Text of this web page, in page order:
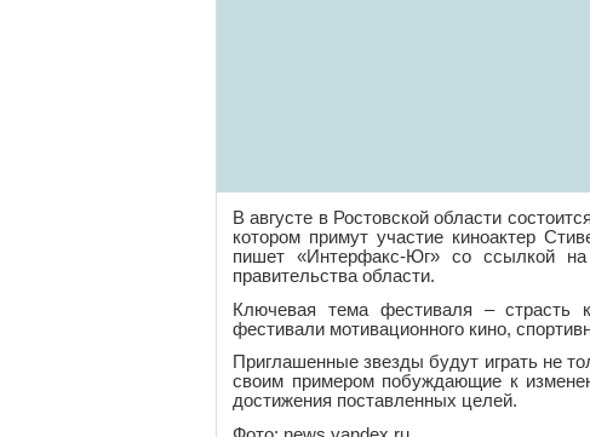
В августе в Ростовской области
котором примут участие киноактер
пишет «Интерфакс-Юг» со ссылкой на
правительства области.
Ключевая тема фестиваля –
фестивали мотивационного кино,
Приглашенные звезды будут играть не
своим примером побуждающие к
достижения поставленных целей.